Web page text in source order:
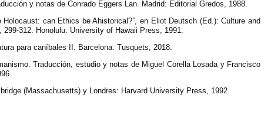
y notas de Conrado Eggers Lan. Madrid: Editorial Gredos, 1988.
Holocaust: can Ethics be Ahistorical?”, en Eliot Deutsch (Ed.): Culture and
312. Honolulu: University of Hawaii Press, 1991.
para caníbales II. Barcelona: Tusquets, 2018.
Traducción, estudio y notas de Miguel Corella Losada y Francisco
(Massachusetts) y Londres: Harvard University Press, 1992.